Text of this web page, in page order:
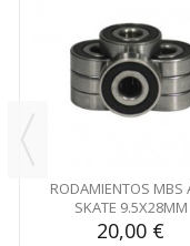
RODAMIENTOS MBS
SKATE 9.5X28MM
20,00 €